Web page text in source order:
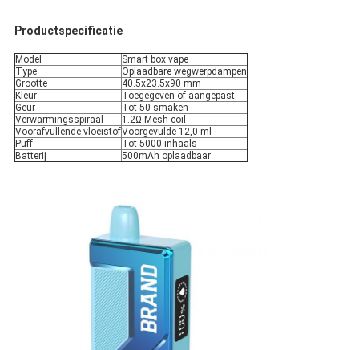
Productspecificatie
Model
Smart box vape
Type
Oplaadbare wegwerpdampen
Grootte
40.5x23.5x90 mm
Kleur
Toegegeven of aangepast
Geur
Tot 50 smaken
Verwarmingsspiraal
1.2Ω Mesh coil
Voorafvullende vloeistofVoorgevulde 12,0 ml
Puff.
Tot 5000 inhaals
Batterij
500mAh oplaadbaar